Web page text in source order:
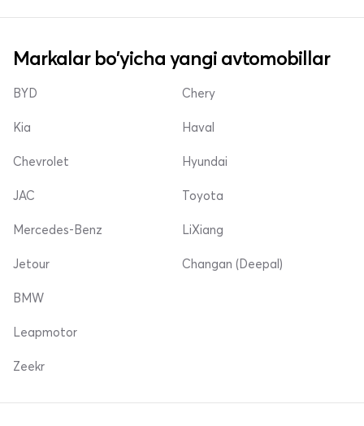
Markalar bo'yicha yangi avtomobillar
BYD
Kia
Chevrolet
Chery
Haval
Hyundai
JAC
Mercedes-Benz
Jetour
Toyota
LiXiang
Changan (Deepal)
BMW
Leapmotor
Zeekr